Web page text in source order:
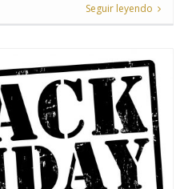
Seguir leyendo